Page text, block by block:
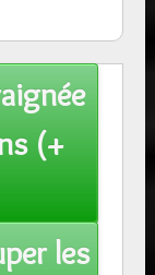
(+
les